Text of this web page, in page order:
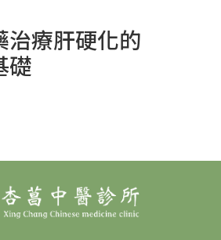
治療肝硬化的
礎